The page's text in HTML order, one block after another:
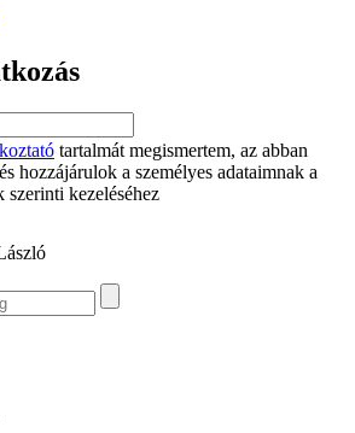
tartalmát megismertem, az abban
hozzájárulok a személyes adataimnak a
kezeléséhez